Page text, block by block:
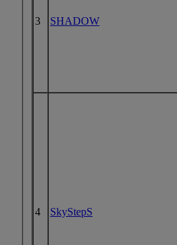
3 SHADOW
4 SkyStepS